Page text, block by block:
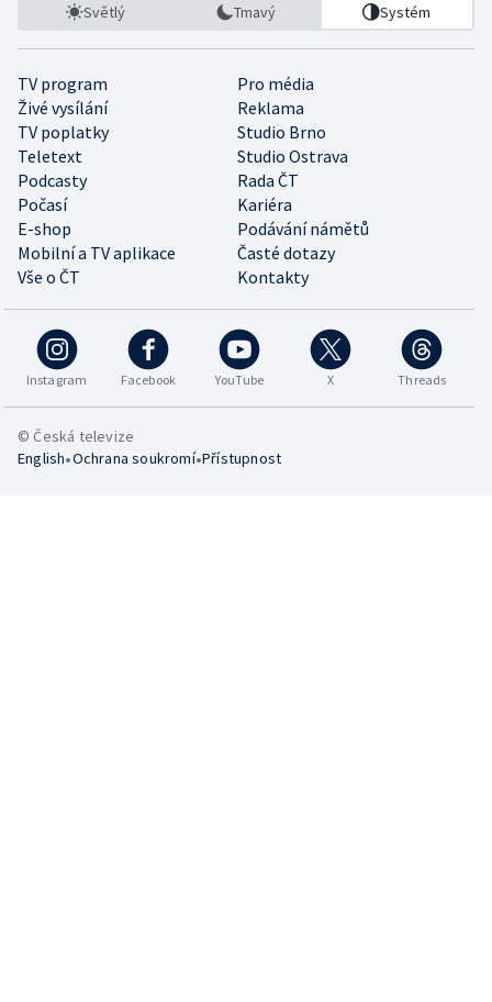
Světlý Tmavý Systém
TV program
Pro média
Živé vysílání
Reklama
TV poplatky
Studio Brno
Teletext
Studio Ostrava
Podcasty
Rada ČT
Počasí
Kariéra
E-shop
Podávání námětů
Mobilní a TV aplikace
Časté dotazy
Vše o ČT
Kontakty
Instagram Facebook YouTube X Threads
© Česká televize
English•Ochrana soukromí•Přístupnost